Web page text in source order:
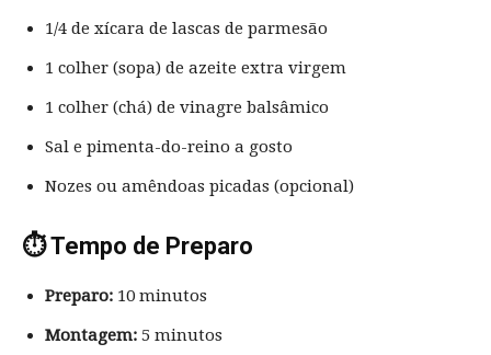
1/4 de xícara de lascas de parmesão
1 colher (sopa) de azeite extra virgem
1 colher (chá) de vinagre balsâmico
Sal e pimenta-do-reino a gosto
Nozes ou amêndoas picadas (opcional)
⏱️ Tempo de Preparo
Preparo: 10 minutos
Montagem: 5 minutos